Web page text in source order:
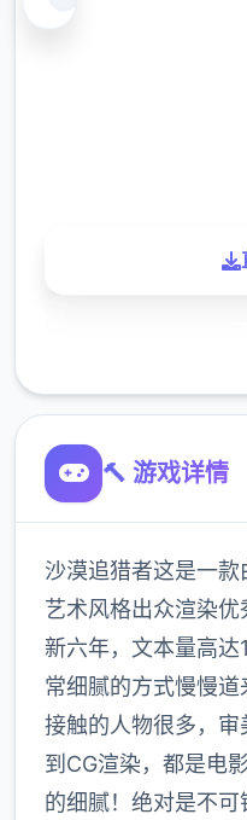
🔨 游戏详情
沙漠追猎者这是一
艺术风格出众渲染
新六年，文本量高
常细腻的方式慢慢
接触的人物很多，
到CG渲染，都是电
的细腻！绝对是不